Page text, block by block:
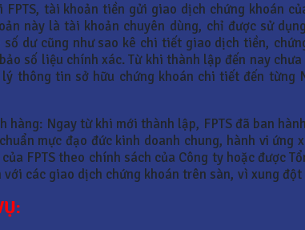
tài khoản tiền gửi giao dịch chứng khoán
này là tài khoản chuyên dùng, chỉ được sử
dư cũng như sao kê chi tiết giao dịch tiền,
số liệu chính xác. Từ khi thành lập đến nay
thông tin sở hữu chứng khoán chi tiết đến
Ngay từ khi mới thành lập, FPTS đã ban
mực đạo đức kinh doanh chung, hành vi
FPTS theo chính sách của Công ty hoặc được
các giao dịch chứng khoán trên sàn, vì xung